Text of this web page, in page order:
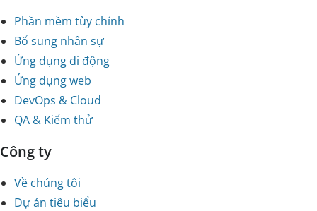
Phần mềm tùy chỉnh
Bổ sung nhân sự
Ứng dụng di động
Ứng dụng web
DevOps & Cloud
QA & Kiểm thử
Công ty
Về chúng tôi
Dự án tiêu biểu